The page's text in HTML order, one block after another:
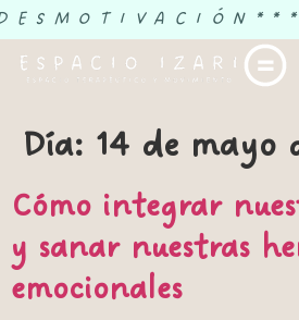
Día: 14 de mayo
Cómo integrar
y sanar nuestras
emocionales